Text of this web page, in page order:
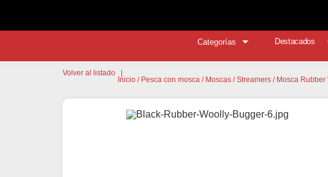
Categorías Destacados
Volver al listado
Inicio / Pesca con mosca / Moscas /Streamers / Mosca Rubber
🚚